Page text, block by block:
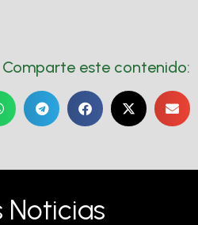
Comparte este contenido:
Noticias